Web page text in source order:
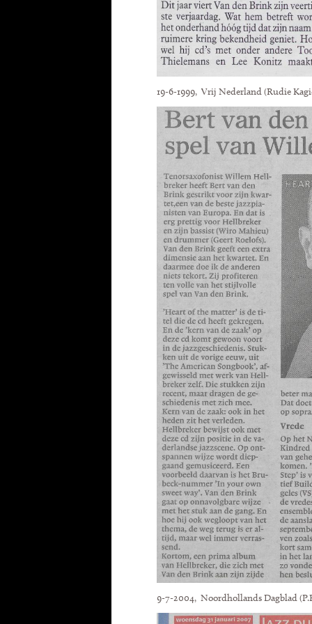
19-6-1999, Vrij Nederland (Rudie
9-7-2004, Noordhollands Dagblad